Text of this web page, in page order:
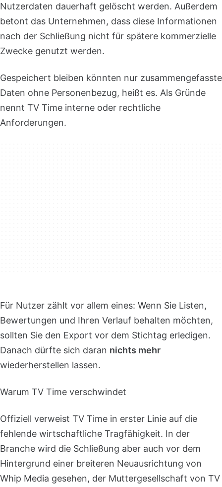
Nutzerdaten dauerhaft gelöscht werden. Außerdem
betont das Unternehmen, dass diese Informationen
nach der Schließung nicht für spätere kommerzielle
Zwecke genutzt werden.
Gespeichert bleiben könnten nur zusammengefasste
Daten ohne Personenbezug, heißt es. Als Gründe
nennt TV Time interne oder rechtliche
Anforderungen.
Für Nutzer zählt vor allem eines: Wenn Sie Listen,
Bewertungen und Ihren Verlauf behalten möchten,
sollten Sie den Export vor dem Stichtag erledigen.
Danach dürfte sich daran nichts mehr
wiederherstellen lassen.
Warum TV Time verschwindet
Offiziell verweist TV Time in erster Linie auf die
fehlende wirtschaftliche Tragfähigkeit. In der
Branche wird die Schließung aber auch vor dem
Hintergrund einer breiteren Neuausrichtung von
Whip Media gesehen, der Muttergesellschaft von TV